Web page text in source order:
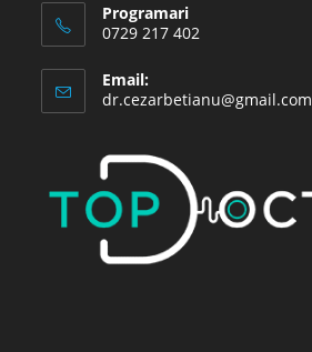
tab
Programari
0729 217 402
Email:
dr.cezarbetianu@gmail.com